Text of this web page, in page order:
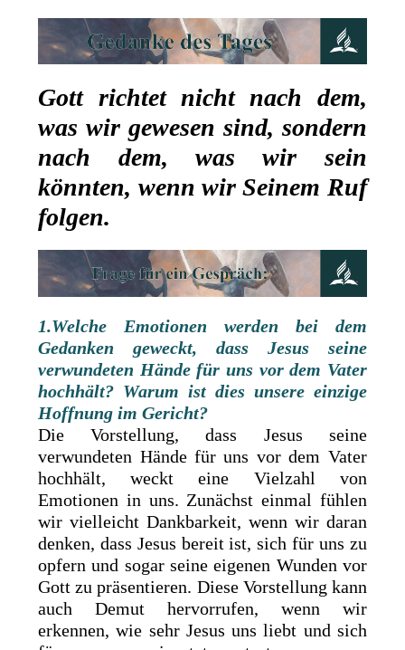
Gott richtet nicht nach dem,
was wir gewesen sind, sondern
nach dem, was wir sein
könnten, wenn wir Seinem Ruf
folgen.
1.Welche Emotionen werden bei dem
Gedanken geweckt, dass Jesus seine
verwundeten Hände für uns vor dem Vater
hochhält? Warum ist dies unsere einzige
Hoffnung im Gericht?
Die Vorstellung, dass Jesus seine
verwundeten Hände für uns vor dem Vater
hochhält, weckt eine Vielzahl von
Emotionen in uns. Zunächst einmal fühlen
wir vielleicht Dankbarkeit, wenn wir daran
denken, dass Jesus bereit ist, sich für uns zu
opfern und sogar seine eigenen Wunden vor
Gott zu präsentieren. Diese Vorstellung kann
auch Demut hervorrufen, wenn wir
erkennen, wie sehr Jesus uns liebt und sich